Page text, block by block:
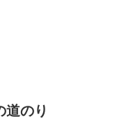
道のり